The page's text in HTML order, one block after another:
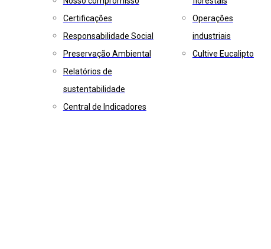
Certificações
Responsabilidade Social
Preservação Ambiental
Relatórios de
sustentabilidade
Central de Indicadores
Operações
industriais
Cultive Eucalipto